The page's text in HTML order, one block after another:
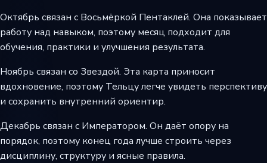
Октябрь связан с Восьмёркой Пентаклей. Она показывает
работу над навыком, поэтому месяц подходит для
обучения, практики и улучшения результата.
Ноябрь связан со Звездой. Эта карта приносит
вдохновение, поэтому Тельцу легче увидеть перспективу
и сохранить внутренний ориентир.
Декабрь связан с Императором. Он даёт опору на
порядок, поэтому конец года лучше строить через
дисциплину, структуру и ясные правила.